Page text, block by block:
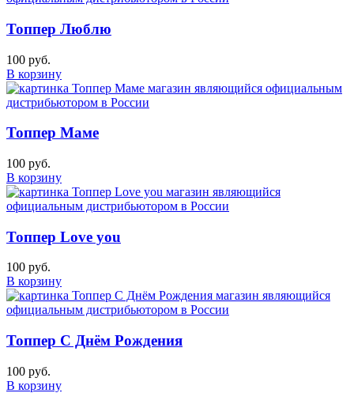
Топпер Люблю
100 руб.
В корзину
Топпер Маме
100 руб.
В корзину
Топпер Love you
100 руб.
В корзину
Топпер С Днём Рождения
100 руб.
В корзину